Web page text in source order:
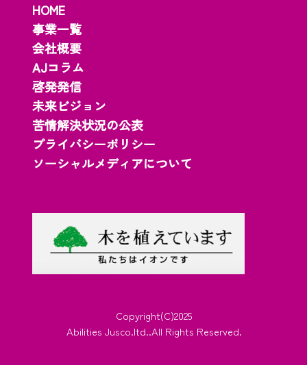
HOME
事業一覧
会社概要
AJコラム
啓発発信
未来ビジョン
苦情解決状況の公表
プライバシーポリシー
ソーシャルメディアについて
Copyright(C)2025
Abilities Jusco.ltd..All Rights Reserved.